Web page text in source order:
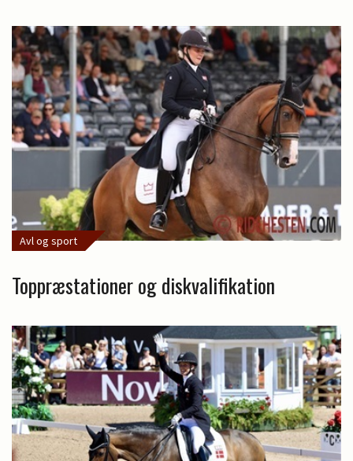
Avl og sport
Toppræstationer og diskvalifikation